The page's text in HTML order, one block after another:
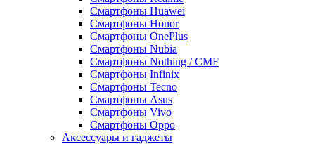
Смартфоны Huawei
Смартфоны Honor
Смартфоны OnePlus
Смартфоны Nubia
Смартфоны Nothing / CMF
Смартфоны Infinix
Смартфоны Tecno
Смартфоны Asus
Смартфоны Vivo
Смартфоны Oppo
Аксессуары и гаджеты